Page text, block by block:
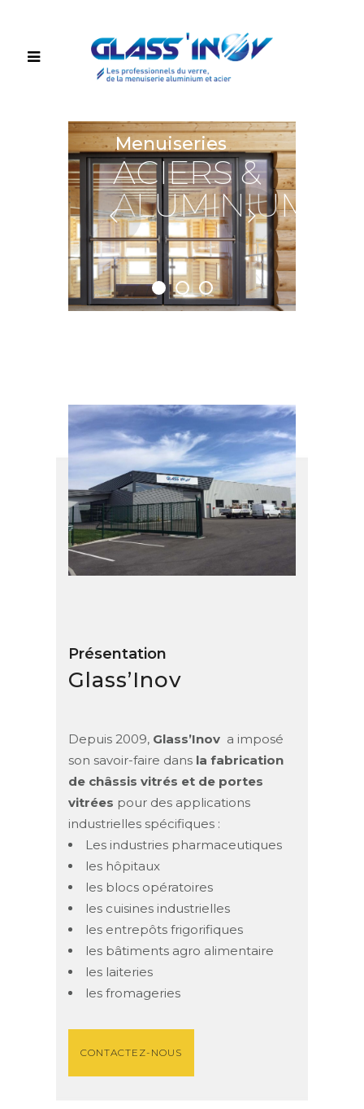
Présentation
Glass’Inov
Depuis 2009, Glass’Inov a imposé
son savoir-faire dans la fabrication
de châssis vitrés et de portes
vitrées pour des applications
industrielles spécifiques :
Les industries pharmaceutiques
les hôpitaux
les blocs opératoires
les cuisines industrielles
les entrepôts frigorifiques
les bâtiments agro alimentaire
les laiteries
les fromageries
CONTACTEZ-NOUS